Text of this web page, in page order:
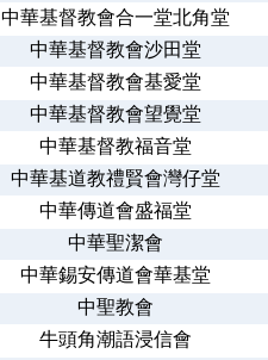
中華基督教會合一堂北角堂
中華基督教會沙田堂
中華基督教會基愛堂
中華基督教會望覺堂
中華基督教福音堂
中華基道教禮賢會灣仔堂
中華傳道會盛福堂
中華聖潔會
中華錫安傳道會華基堂
中聖教會
牛頭角潮語浸信會